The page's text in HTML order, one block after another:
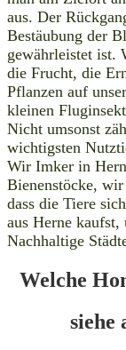
aus. Der
Bestäubung der
gewährleistet ist.
die Frucht, die
Pflanzen auf
kleinen
Nicht umsonst
wichtigsten
Wir Imker in
Bienenstöcke,
dass die Tiere
aus Herne
Nachhaltige
Welche
siehe